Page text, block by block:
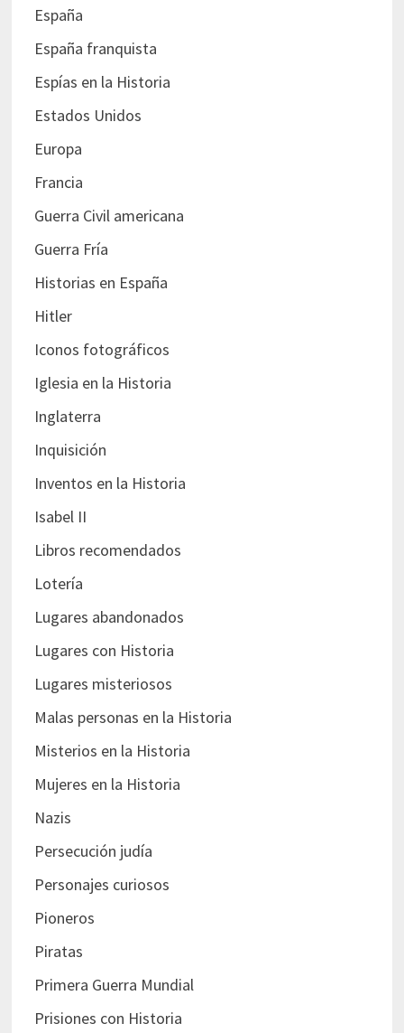
España
España franquista
Espías en la Historia
Estados Unidos
Europa
Francia
Guerra Civil americana
Guerra Fría
Historias en España
Hitler
Iconos fotográficos
Iglesia en la Historia
Inglaterra
Inquisición
Inventos en la Historia
Isabel II
Libros recomendados
Lotería
Lugares abandonados
Lugares con Historia
Lugares misteriosos
Malas personas en la Historia
Misterios en la Historia
Mujeres en la Historia
Nazis
Persecución judía
Personajes curiosos
Pioneros
Piratas
Primera Guerra Mundial
Prisiones con Historia